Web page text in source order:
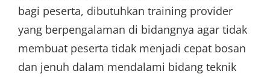
bagi peserta, dibutuhkan training provider
yang berpengalaman di bidangnya agar tidak
membuat peserta tidak menjadi cepat bosan
dan jenuh dalam mendalami bidang teknik